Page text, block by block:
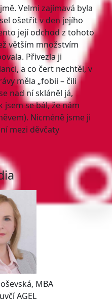
Velmi zajímavá byla
ošetřit v den jejího
její odchod z tohoto
větším množstvím
Přivezla ji
a co čert nechtěl, v
měla „fobii – čili
nad ní skláněl já,
se bál, že nám
Nicméně jsme ji
mezi děvčaty
MBA
AGEL